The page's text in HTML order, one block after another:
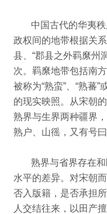
中国古代的华夷
政权间的地带根据关
县、“郡县之外羁縻州
次。 羁縻地带包括南
被称为“熟蛮”、“熟蕃”
的现实映照。
从宋朝
熟界与生界两种疆界
熟户、山徭，又有号曰
熟界与省界存在
水平的差异。 对宋朝
否入版籍，是否承担所
人交结往来，以田产擅